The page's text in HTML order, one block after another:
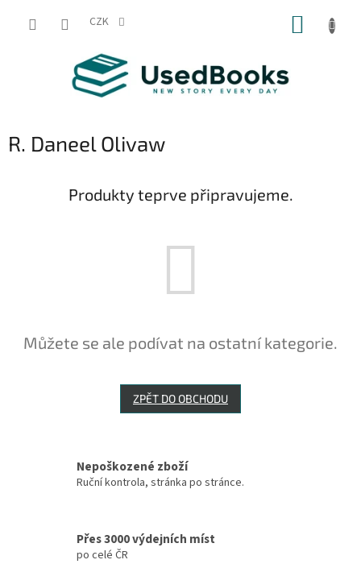
CZK
R. Daneel Olivaw
Produkty teprve připravujeme.
Můžete se ale podívat na ostatní kategorie.
ZPĚT DO OBCHODU
Nepoškozené zboží
Ruční kontrola, stránka po stránce.
Přes 3000 výdejních míst
po celé ČR